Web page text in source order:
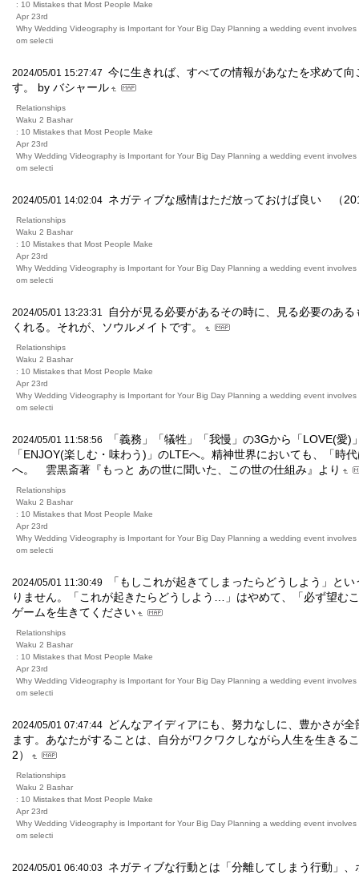
: 10 Mistakes that Most People Make
Apr 23rd
Why Wedding Videography is Important for Your Big Day Planning a wedding event
om selecti
2024/05/01 15:27:47
今に生きれば、すべての情報があなたを求めて
す。 by バシャール
Relationships
Waku 2 Bashar
: 10 Mistakes that Most People Make
Apr 23rd
Why Wedding Videography is Important for Your Big Day Planning a wedding event
om selecti
2024/05/01 14:02:04 ネガティブな感情はただ放っておけば良い （
Relationships
Waku 2 Bashar
: 10 Mistakes that Most People Make
Apr 23rd
Why Wedding Videography is Important for Your Big Day Planning a wedding event
om selecti
2024/05/01 13:23:31
自分が見る必要があるその時に、見る必要のあ
くれる。それが、ソウルメイトです。
Relationships
Waku 2 Bashar
: 10 Mistakes that Most People Make
Apr 23rd
Why Wedding Videography is Important for Your Big Day Planning a wedding event
om selecti
2024/05/01 11:58:56
「義務」「犠牲」「我慢」の3Gから「LOVE(愛)
「ENJOY(楽しむ・味わう)」のLTEへ。精神世界においても、「時
へ。 雲黒斎著『もっと あの世に聞いた、この世の仕組み』より
Relationships
Waku 2 Bashar
: 10 Mistakes that Most People Make
Apr 23rd
Why Wedding Videography is Important for Your Big Day Planning a wedding event
om selecti
2024/05/01 11:30:49
「もしこれが起きてしまったらどうしよう」と
りません。「これが起きたらどうしよう…」はやめて、「必ず望む
ゲームを生きてください
Relationships
Waku 2 Bashar
: 10 Mistakes that Most People Make
Apr 23rd
Why Wedding Videography is Important for Your Big Day Planning a wedding event
om selecti
2024/05/01 07:47:44
どんなアイディアにも、努力なしに、豊かさが
ます。あなたがすることは、自分がワクワクしながら人生を生き
2）
Relationships
Waku 2 Bashar
: 10 Mistakes that Most People Make
Apr 23rd
Why Wedding Videography is Important for Your Big Day Planning a wedding event
om selecti
2024/05/01 06:40:03
ネガティブな行動とは「分離してしまう行動」